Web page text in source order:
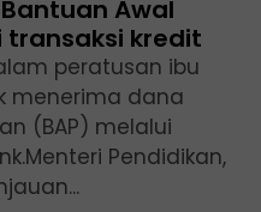
Awal
transaksi kredit
peratusan ibu
menerima dana
(BAP) melalui
Pendidikan,